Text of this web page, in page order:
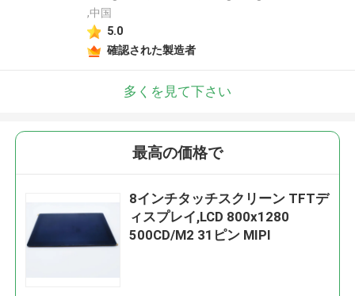
,中国
5.0
確認された製造者
多くを見て下さい
最高の価格で
8インチタッチスクリーン TFTデ
ィスプレイ,LCD 800x1280
500CD/M2 31ピン MIPI